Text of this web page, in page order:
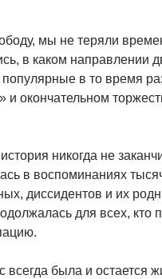
мы не теряли
в каком направлении
в то время
и окончательном
никогда не
в воспоминаниях
диссидентов и их
для всех, кто
всегда была и остается